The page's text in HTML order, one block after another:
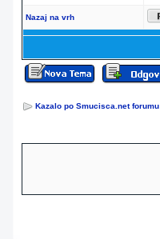
Nazaj na vrh
Kazalo po Smucisca.net forumu